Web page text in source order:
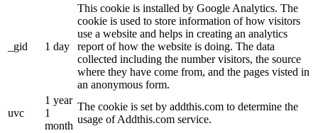
_gid 1 day
This cookie is installed by Google Analytics. The
cookie is used to store information of how visitors
use a website and helps in creating an analytics
report of how the website is doing. The data
collected including the number visitors, the source
where they have come from, and the pages visted in
an anonymous form.
uvc
1 year
1
month
The cookie is set by addthis.com to determine the
usage of Addthis.com service.